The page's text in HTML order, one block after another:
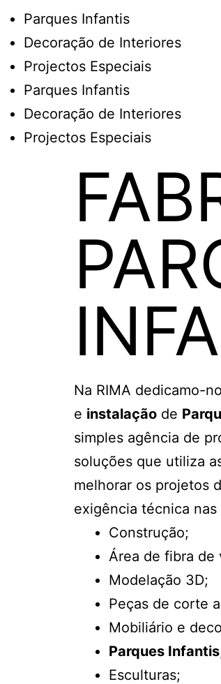
Parques Infantis
Decoração de Interiores
Projectos Especiais
Parques Infantis
Decoração de Interiores
Projectos Especiais
Na RIMA dedicamo-
e instalação de
simples agência de
soluções que utiliza
melhorar os projetos
exigência técnica nas
Construção;
Área de fibra de
Modelação 3D;
Peças de corte
Mobiliário e
Parques Infantis
Esculturas;